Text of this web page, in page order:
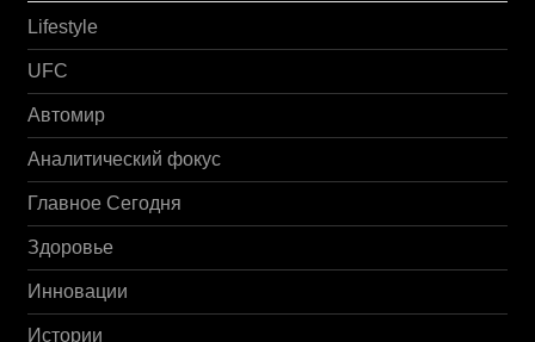
Lifestyle
UFC
Автомир
Аналитический фокус
Главное Сегодня
Здоровье
Инновации
Истории